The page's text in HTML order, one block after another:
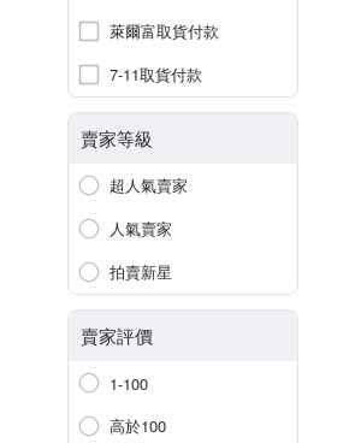
萊爾富取貨付款
7-11取貨付款
賣家等級
超人氣賣家
人氣賣家
拍賣新星
賣家評價
1-100
高於100